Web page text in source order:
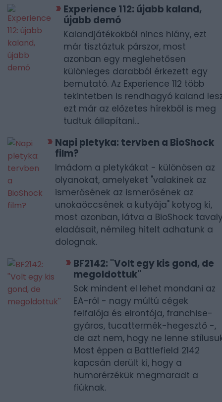
Experience 112: újabb kaland,
újabb demó
Kalandjátékokból nincs hiány, ezt
már tisztáztuk párszor, most
azonban egy meglehetősen
különleges darabból érkezett egy
bemutató. Az Experience 112 több
tekintetben is rendhagyó kaland
ezt már az előzetes hírekből is meg
tudtuk állapítani...
Napi pletyka: tervben a BioShock
film?
Imádom a pletykákat - különösen az
olyanokat, amelyeket "valakinek az
ismerősének az ismerősének az
unokaöccsének a kutyája" kotyog ki,
most azonban, látva a BioShock
eladásait, némileg hitelt adhatunk a
dolognak.
BF2142: ''Volt egy kis gond, de
megoldottuk''
Sok mindent el lehet mondani az
EA-ról - nagy múltú cégek
felfalója és elrontója, franchise-
gyáros, tucattermék-hegesztő -,
de azt nem, hogy ne lenne
Most éppen a Battlefield 2142
kapcsán derült ki, hogy a
humorérzékük megmaradt a
fiúknak.